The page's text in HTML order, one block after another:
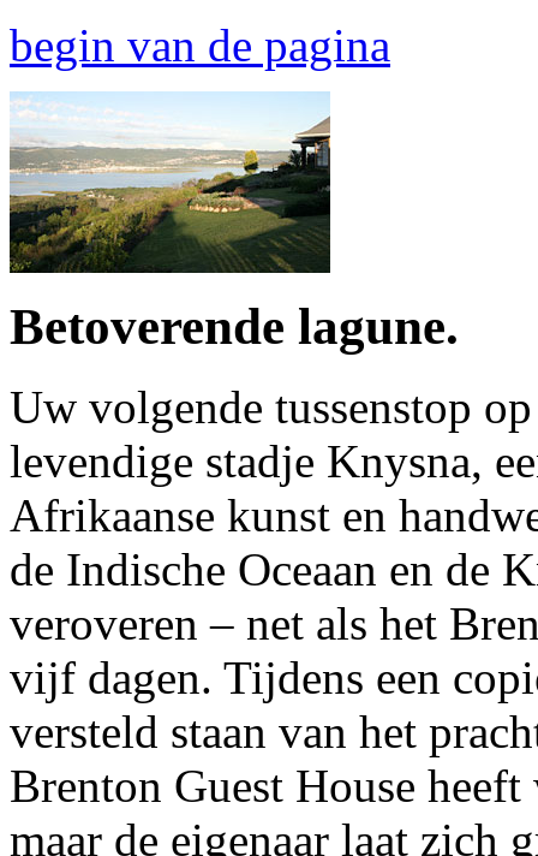
begin van de pagina
Betoverende lagune.
Uw volgende tussenstop
levendige stadje Knysna,
Afrikaanse kunst en
de Indische Oceaan en de
veroveren – net als het
vijf dagen. Tijdens een
versteld staan van het
Brenton Guest House
maar de eigenaar laat zich